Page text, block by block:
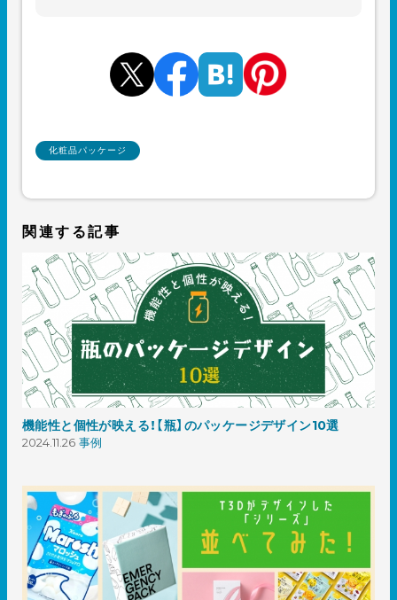
化粧品パッケージ
関連する記事
機能性と個性が映える！【瓶】のパッケージデザイン10選
2024.11.26 事例